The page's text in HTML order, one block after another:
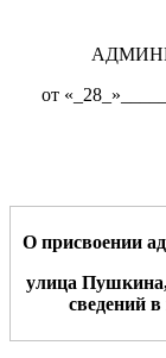
от
О присвоении
улица Пушкина
сведений в